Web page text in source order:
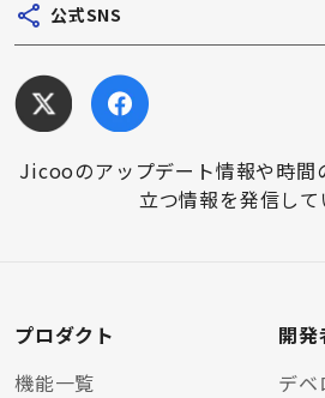
公式SNS
Jicooのアップデート情報や時間
立つ情報を発信して
プロダクト
機能一覧
開発
デベ